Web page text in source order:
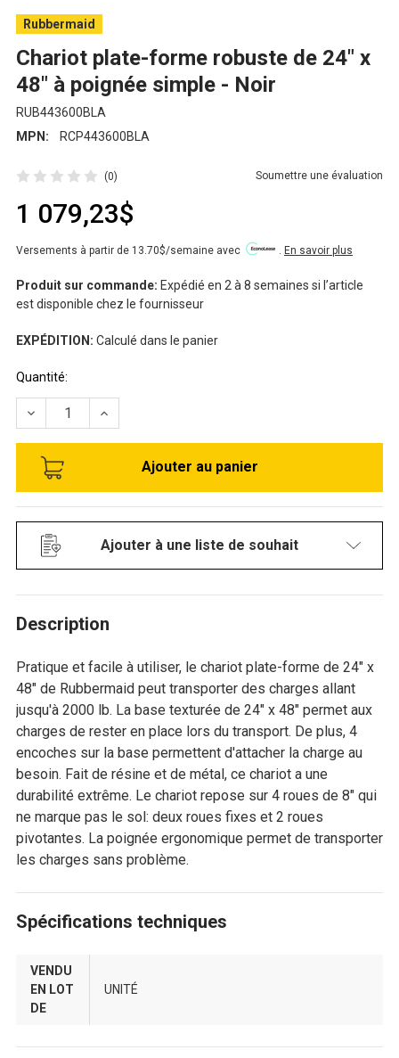
Rubbermaid
Chariot plate-forme robuste de 24" x
48" à poignée simple - Noir
RUB443600BLA
MPN:
RCP443600BLA
(0) Soumettre une évaluation
1 079,23$
Versements à partir de 13.70$/semaine avec . En savoir plus
Produit sur commande: Expédié en 2 à 8 semaines si l’article
est disponible chez le fournisseur
EXPÉDITION: Calculé dans le panier
Stock
disponible:
Quantité:
RÉDUIRE LA QUANTITÉ DE CHARIOT PLATE-FORME
AUGMENTER LA QUANTITÉ DE CHARIOT
Ajouter à une liste de souhait
Description
Pratique et facile à utiliser, le chariot plate-forme de 24" x
48" de Rubbermaid peut transporter des charges allant
jusqu'à 2000 lb. La base texturée de 24" x 48" permet aux
charges de rester en place lors du transport. De plus, 4
encoches sur la base permettent d'attacher la charge au
besoin. Fait de résine et de métal, ce chariot a une
durabilité extrême. Le chariot repose sur 4 roues de 8" qui
ne marque pas le sol: deux roues fixes et 2 roues
pivotantes. La poignée ergonomique permet de transporter
les charges sans problème.
Spécifications techniques
VENDU
EN LOT
DE
UNITÉ